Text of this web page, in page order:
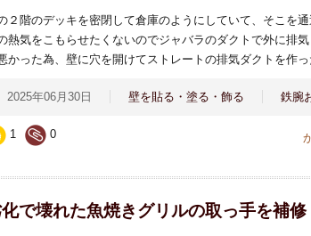
２階のデッキを密閉して倉庫のようにしていて、そこを
熱気をこもらせたくないのでジャバラのダクトで外に排
かった為、壁に穴を開けてストレートの排気ダクトを作っ
2025年06月30日 壁を貼る・塗る・飾る 鉄腕
1 0
で壊れた魚焼きグリルの取っ手を補修